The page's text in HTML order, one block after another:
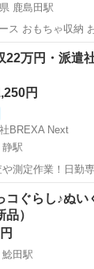
鹿島田駅
もちゃ収納 お片付け
田駅 収納家具
万円・派遣
円
BREXA Next
駅
測定作業！日勤
内作業★マイカー
制度あり！《茨城
造工...
静駅
コぐらし♪ぬい
）
田駅